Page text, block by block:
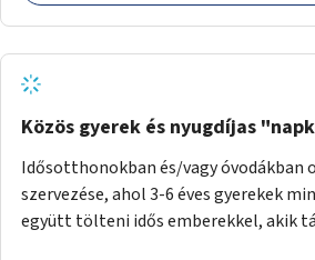
Közös gyerek és nyugdíjas
Idősotthonokban és/vagy óvodákban
szervezése, ahol 3-6 éves gyerekek
együtt tölteni idős emberekkel, akik